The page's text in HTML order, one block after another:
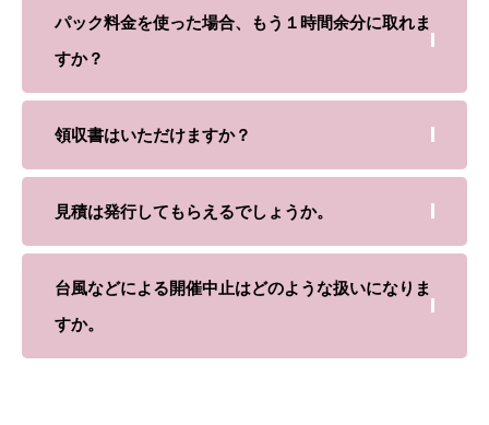
パック料金を使った場合、もう１時間余分に取れま
すか？
領収書はいただけますか？
見積は発行してもらえるでしょうか。
台風などによる開催中止はどのような扱いになりま
すか。